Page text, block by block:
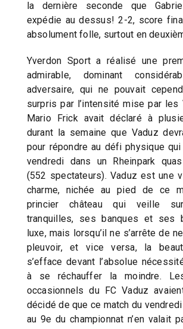
la dernière seconde que
expédie au dessus! 2-2, score
absolument folle, surtout en
Yverdon Sport a réalisé une
admirable, dominant
adversaire, qui ne pouvait
surpris par l’intensité mise par les
Mario Frick avait déclaré à
durant la semaine que Vaduz
pour répondre au défi physique qui
vendredi dans un Rheinpark
(552 spectateurs). Vaduz est une
charme, nichée au pied de ce
princier château qui veille
tranquilles, ses banques et ses
luxe, mais lorsqu’il ne s’arrête de
pleuvoir, et vice versa, la
s’efface devant l’absolue
à se réchauffer la moindre.
occasionnels du FC Vaduz
décidé de que ce match du
au 9e du championnat n’en valait